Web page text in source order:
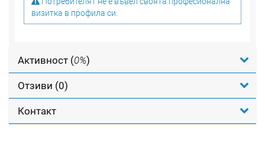
визитка в профила си.
Активност (0%)
Отзиви (0)
Контакт